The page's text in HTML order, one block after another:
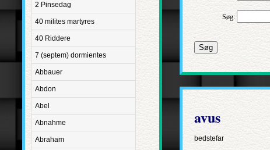
2 Pinsedag
40 milites martyres
40 Riddere
7 (septem) dormientes
Abbauer
Abdon
Abel
Abnahme
Abraham
Søg:
Søg
avus
bedstefar